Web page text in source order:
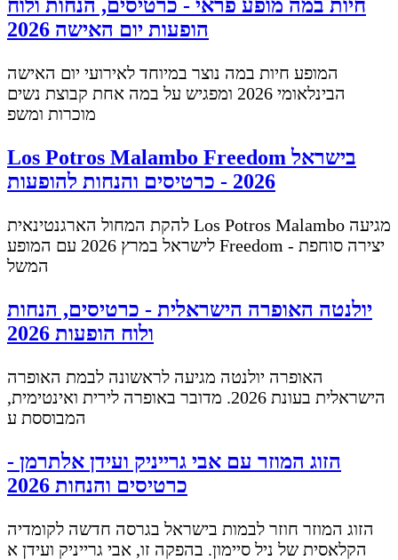
חיות במה מופע פראי - כרטיסים, הנחות ולוח
הופעות יום האישה 2026
המופע חיות במה נוצר במיוחד לאירועי יום האישה
הבינלאומי 2026 ומפגיש על במה אחת קבוצת נשים
מוכרות ומשפ
Los Potros Malambo Freedom בישראל
2026 - כרטיסים והנחות להופעות
להקת המחול הארגנטינאית Los Potros Malambo מגיעה
לישראל במרץ 2026 עם המופע Freedom - יצירה סוחפת
המשל
יולנטה האופרה הישראלית - כרטיסים, הנחות
ולוח הופעות 2026
האופרה יולנטה מגיעה לראשונה לבמת האופרה
הישראלית בעונת 2026. מדובר באופרה לירית ואינטימית,
המבוססת ע
הזוג המוזר עם אבי גרייניק ועידן אלתרמן -
כרטיסים והנחות 2026
הזוג המוזר חוזר לבמות בישראל בגרסה חדשה לקומדיה
הקלאסית של ניל סיימון. בהפקה זו, אבי גרייניק ועידן א